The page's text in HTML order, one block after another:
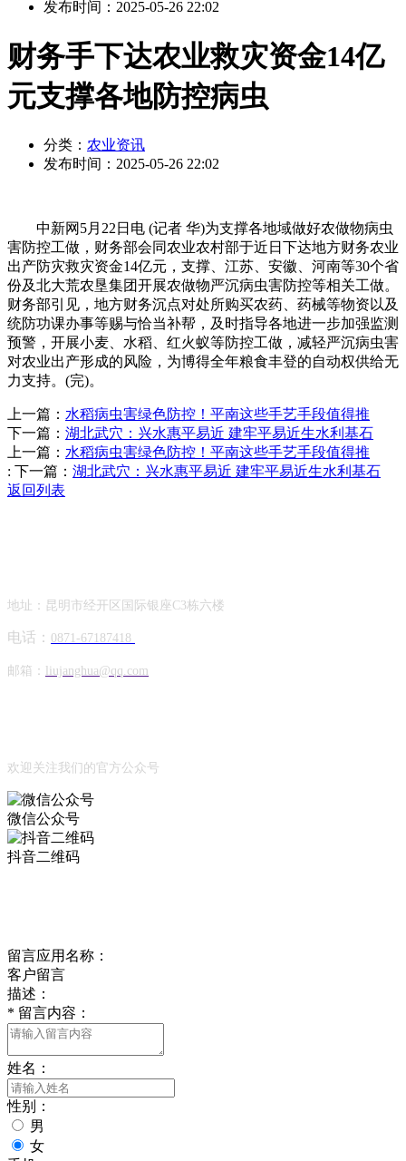
发布时间： 2025-05-26 22:02
财务手下达农业救灾资金14亿
元支撑各地防控病虫
分类： 农业资讯
发布时间： 2025-05-26 22:02
中新网5月22日电 (记者 华)为支撑各地域做好农做物病虫
害防控工做，财务部会同农业农村部于近日下达地方财务农业
出产防灾救灾资金14亿元，支撑、江苏、安徽、河南等30个省
份及北大荒农垦集团开展农做物严沉病虫害防控等相关工做。
财务部引见，地方财务沉点对处所购买农药、药械等物资以及
统防功课办事等赐与恰当补帮，及时指导各地进一步加强监测
预警，开展小麦、水稻、红火蚁等防控工做，减轻严沉病虫害
对农业出产形成的风险，为博得全年粮食丰登的自动权供给无
力支持。(完)。
上一篇： 水稻病虫害绿色防控！平南这些手艺手段值得推
下一篇： 湖北武穴：兴水惠平易近 建牢平易近生水利基石
上一篇： 水稻病虫害绿色防控！平南这些手艺手段值得推
: 下一篇： 湖北武穴：兴水惠平易近 建牢平易近生水利基石
返回列表
地址：昆明市经开区国际银座C3栋六楼
电话： 0871-67187418
邮箱： liujanghua@qq.com
欢迎关注我们的官方公众号
微信公众号
抖音二维码
留言应用名称：
客户留言
描述：
* 留言内容：
姓名：
性别：
男
女